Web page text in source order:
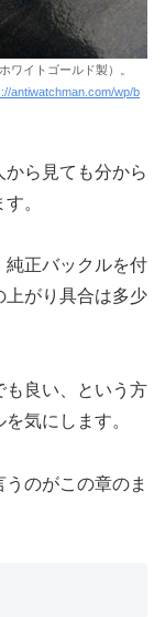
ワイトゴールド製）。
antiwatchman.com/wp/b
ら見ても分から
。
純正バックルを付
上がり具合は多少
も良い、という方
気にします。
のがこの章のま